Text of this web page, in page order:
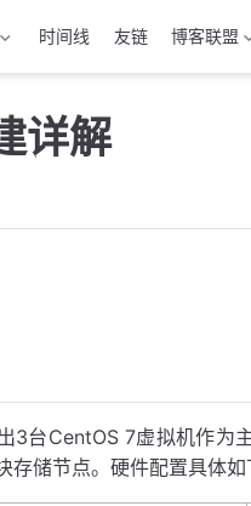
时间线 友链 博客联盟
详解
台CentOS 7虚拟机作为
储节点。硬件配置具体如